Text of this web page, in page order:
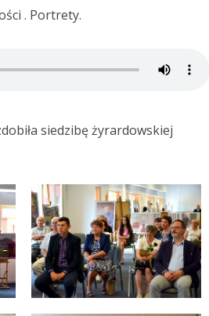
. Portrety.
siedzibę żyrardowskiej